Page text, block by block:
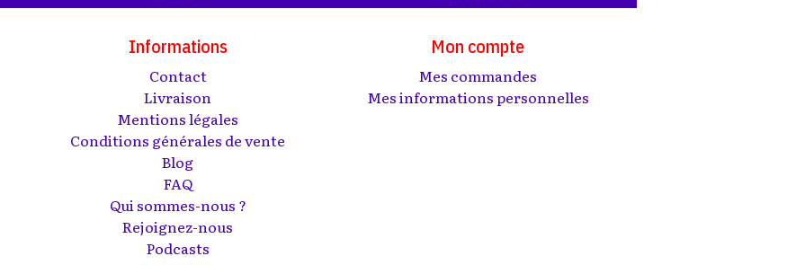
Informations
Contact
Livraison
Mentions légales
Conditions générales de vente
Blog
FAQ
Qui sommes-nous ?
Rejoignez-nous
Podcasts
Mon compte
Mes commandes
Mes informations personnelles